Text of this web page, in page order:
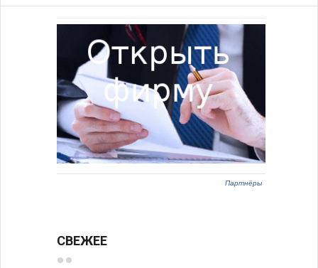
Партнёры
СВЕЖЕЕ